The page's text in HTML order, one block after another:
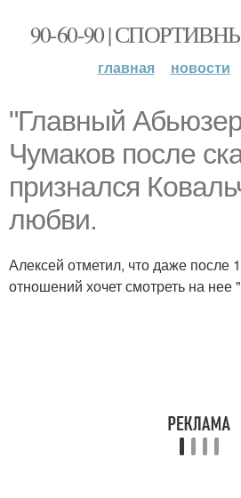
90-60-90 |
главная новости
"Главный
Чумаков после
признался
любви.
Алексей отметил, что даже после
отношений хочет смотреть на